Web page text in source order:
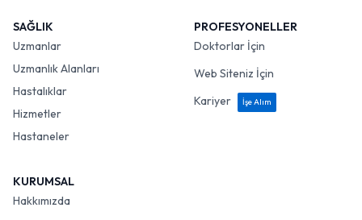
SAĞLIK
Uzmanlar
Uzmanlık Alanları
Hastalıklar
Hizmetler
Hastaneler
PROFESYONELLER
Doktorlar İçin
Web Siteniz İçin
Kariyer
İşe Alım
KURUMSAL
Hakkımızda